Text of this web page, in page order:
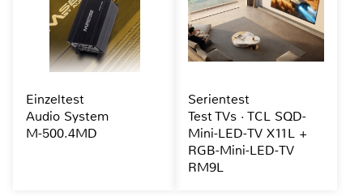
Einzeltest
Audio System
M-500.4MD
Serientest
Test TVs · TCL SQD-
Mini-LED-TV X11L +
RGB-Mini-LED-TV
RM9L